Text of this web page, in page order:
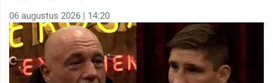
06 augustus 2026 | 14:20